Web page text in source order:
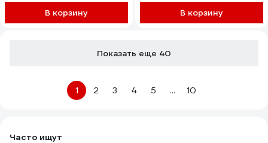
В корзину В корзину
Показать еще 40
1 2 3 4 5 ... 10
Часто ищут